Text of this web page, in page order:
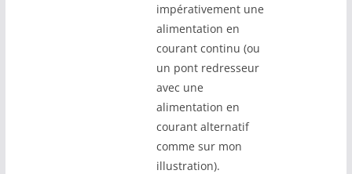
impérativement une
alimentation en
courant continu (ou
un pont redresseur
avec une
alimentation en
courant alternatif
comme sur mon
illustration).